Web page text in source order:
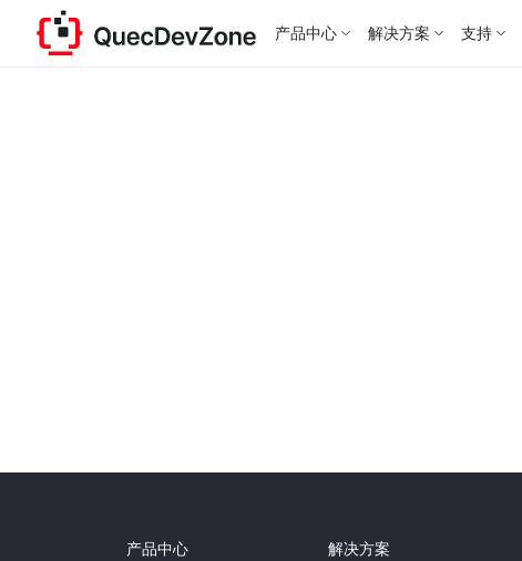
产品中心 解决方案 支持
产品中心
解决方案